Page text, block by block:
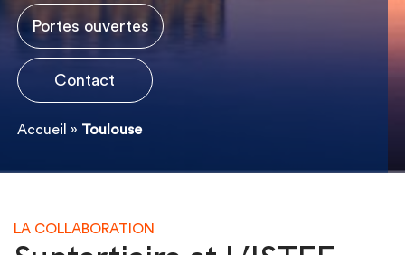
Portes ouvertes
Contact
Accueil » Toulouse
LA COLLABORATION